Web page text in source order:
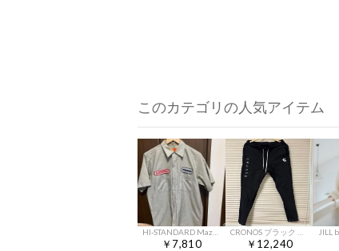
このカテゴリの人気アイテム
￥7,810 ￥12,240